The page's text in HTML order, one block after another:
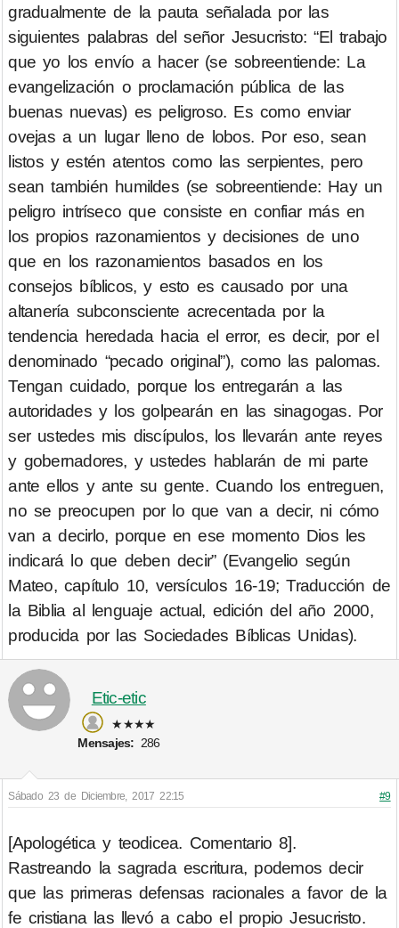
gradualmente de la pauta señalada por las
siguientes palabras del señor Jesucristo: “El trabajo
que yo los envío a hacer (se sobreentiende: La
evangelización o proclamación pública de las
buenas nuevas) es peligroso. Es como enviar
ovejas a un lugar lleno de lobos. Por eso, sean
listos y estén atentos como las serpientes, pero
sean también humildes (se sobreentiende: Hay un
peligro intríseco que consiste en confiar más en
los propios razonamientos y decisiones de uno
que en los razonamientos basados en los
consejos bíblicos, y esto es causado por una
altanería subconsciente acrecentada por la
tendencia heredada hacia el error, es decir, por el
denominado “pecado original”), como las palomas.
Tengan cuidado, porque los entregarán a las
autoridades y los golpearán en las sinagogas. Por
ser ustedes mis discípulos, los llevarán ante reyes
y gobernadores, y ustedes hablarán de mi parte
ante ellos y ante su gente. Cuando los entreguen,
no se preocupen por lo que van a decir, ni cómo
van a decirlo, porque en ese momento Dios les
indicará lo que deben decir” (Evangelio según
Mateo, capítulo 10, versículos 16-19; Traducción de
la Biblia al lenguaje actual, edición del año 2000,
producida por las Sociedades Bíblicas Unidas).
Etic-etic
★★★★
Mensajes: 286
Sábado 23 de Diciembre, 2017 22:15 #9
[Apologética y teodicea. Comentario 8].
Rastreando la sagrada escritura, podemos decir
que las primeras defensas racionales a favor de la
fe cristiana las llevó a cabo el propio Jesucristo.